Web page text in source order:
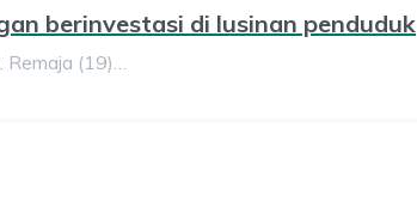
berinvestasi di lusinan penduduk
Remaja (19)…